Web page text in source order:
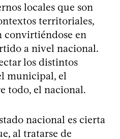
locales que son
territoriales,
convirtiéndose en
a nivel nacional.
los distintos
municipal, el
todo, el nacional.
nacional es cierta
al tratarse de